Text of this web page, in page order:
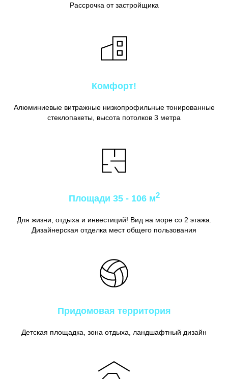
Рассрочка от застройщика
Комфорт!
Алюминиевые витражные низкопрофильные тонированные
стеклопакеты, высота потолков 3 метра
Площади 35 - 106 м2
Для жизни, отдыха и инвестиций! Вид на море со 2 этажа.
Дизайнерская отделка мест общего пользования
Придомовая территория
Детская площадка, зона отдыха, ландшафтный дизайн